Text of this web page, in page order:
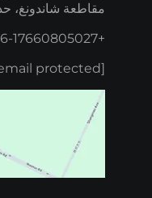
مقاطعة شاندونغ،
+86-17660805027
[email protected]